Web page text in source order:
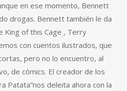
en ese momento, Bennett
drogas. Bennett también le da
King of this Cage , Terry
con cuentos ilustrados, que
pero no lo encuentro, al
de cómics. El creador de los
Patata”nos deleita ahora con la